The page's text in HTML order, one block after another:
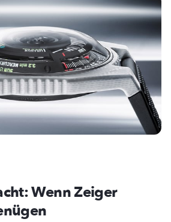
Wenn Zeiger